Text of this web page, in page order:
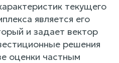
текущего
является его
и задает вектор
решения
оценки частным